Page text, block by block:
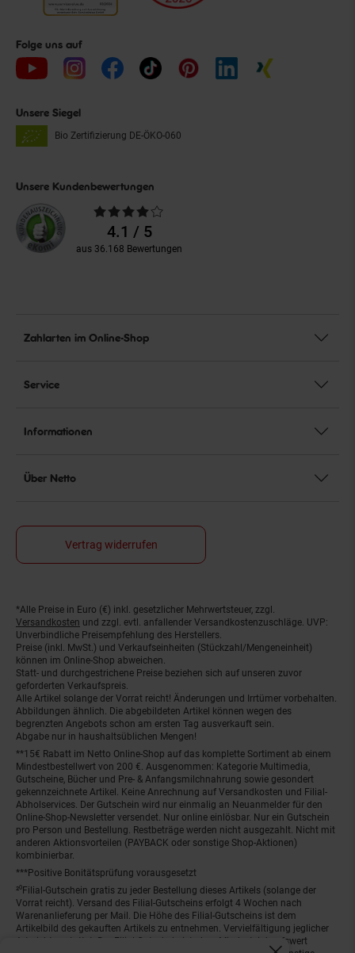
Folge uns auf
Unsere Siegel
Bio Zertifizierung DE-ÖKO-060
Unsere Kundenbewertungen
Durchschnittliche
Bewertungen4.1 / 5
aus 36.168 Bewertungen
Zahlarten im Online-Shop
Service
Informationen
Über Netto
Vertrag widerrufen
Fußnoten
*Alle Preise in Euro (€) inkl. gesetzlicher Mehrwertsteuer, zzgl.
Versandkosten und zzgl. evtl. anfallender Versandkostenzuschläge. UVP:
Unverbindliche Preisempfehlung des Herstellers.
Preise (inkl. MwSt.) und Verkaufseinheiten (Stückzahl/Mengeneinheit)
können im Online-Shop abweichen.
Statt- und durchgestrichene Preise beziehen sich auf unseren zuvor
geforderten Verkaufspreis.
Alle Artikel solange der Vorrat reicht! Änderungen und Irrtümer vorbehalten.
Abbildungen ähnlich. Die abgebildeten Artikel können wegen des
begrenzten Angebots schon am ersten Tag ausverkauft sein.
Abgabe nur in haushaltsüblichen Mengen!
**15€ Rabatt im Netto Online-Shop auf das komplette Sortiment ab einem
Mindestbestellwert von 200 €. Ausgenommen: Kategorie Multimedia,
Gutscheine, Bücher und Pre- & Anfangsmilchnahrung sowie gesondert
gekennzeichnete Artikel. Keine Anrechnung auf Versandkosten und Filial-
Abholservices. Der Gutschein wird nur einmalig an Neuanmelder für den
Online-Shop-Newsletter versendet. Nur online einlösbar. Nur ein Gutschein
pro Person und Bestellung. Restbeträge werden nicht ausgezahlt. Nicht mit
anderen Aktionsvorteilen (PAYBACK oder sonstige Shop-Aktionen)
kombinierbar.
***Positive Bonitätsprüfung vorausgesetzt
²⁰Filial-Gutschein gratis zu jeder Bestellung dieses Artikels (solange der
Vorrat reicht). Versand des Filial-Gutscheins erfolgt 4 Wochen nach
Warenanlieferung per Mail. Die Höhe des Filial-Gutscheins ist dem
Artikelbild des gekauften Artikels zu entnehmen. Vervielfältigung jeglicher
Art nicht gestattet. Der Filial-Gutschein ist ohne Mindesteinkaufswert